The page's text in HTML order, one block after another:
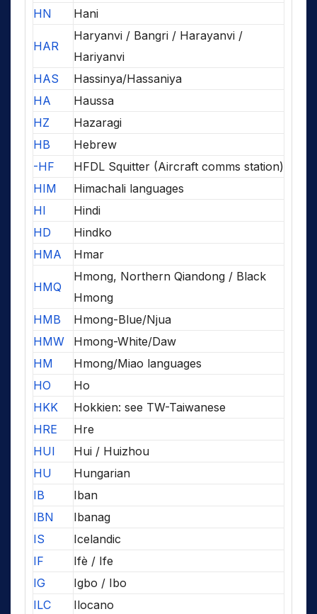
HN
Hani
HAR
Haryanvi / Bangri / Harayanvi /
Hariyanvi
HAS
Hassinya/Hassaniya
HA
Haussa
HZ
Hazaragi
HB
Hebrew
-HF
HFDL Squitter (Aircraft comms station)
HIM
Himachali languages
HI
Hindi
HD
Hindko
HMA
Hmar
HMQ
Hmong, Northern Qiandong / Black
Hmong
HMB
Hmong-Blue/Njua
HMW
Hmong-White/Daw
HM
Hmong/Miao languages
HO
Ho
HKK
Hokkien: see TW-Taiwanese
HRE
Hre
HUI
Hui / Huizhou
HU
Hungarian
IB
Iban
IBN
Ibanag
IS
Icelandic
IF
Ifè / Ife
IG
Igbo / Ibo
ILC
Ilocano